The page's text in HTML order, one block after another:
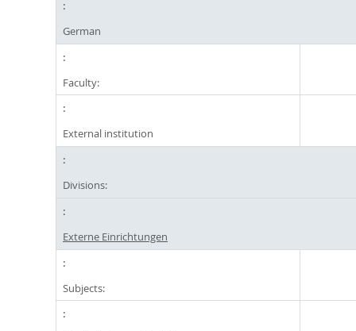
German
Faculty:
External institution
Divisions:
Externe Einrichtungen
Subjects: